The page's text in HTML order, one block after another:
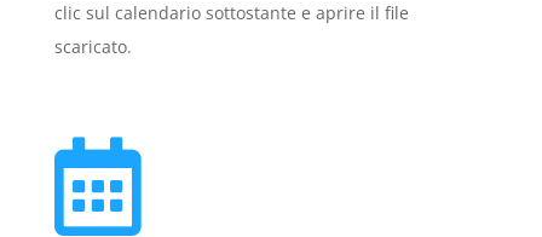
clic sul calendario sottostante e aprire il file
scaricato.
